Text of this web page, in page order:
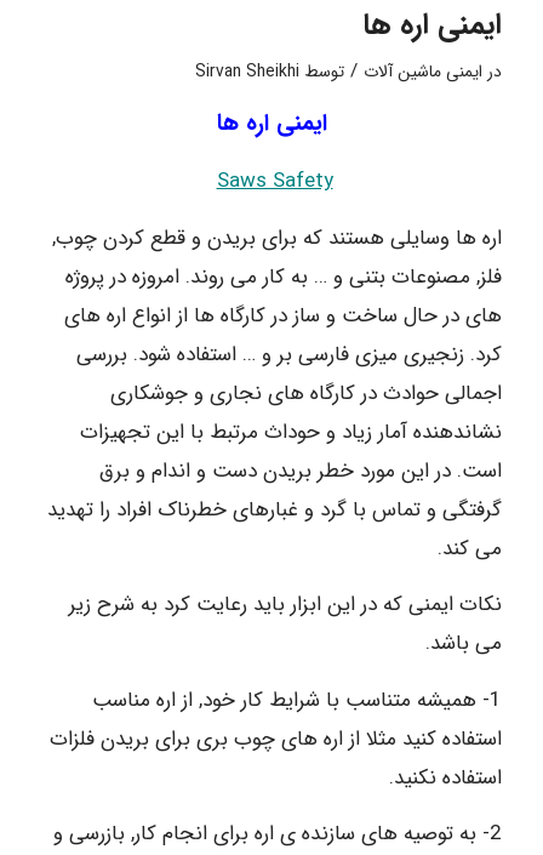
ایمنی اره ها
در ایمنی ماشین آلات / توسط Sirvan Sheikhi
ایمنی اره ها
Saws Safety
اره ها وسایلی هستند که برای بریدن و قطع کردن چوب,
فلز, مصنوعات بتنی و … به کار می روند. امروزه در پروژه
های در حال ساخت و ساز در کارگاه ها از انواع اره های
کرد. زنجیری میزی فارسی بر و … استفاده شود. بررسی
اجمالی حوادث در کارگاه های نجاری و جوشکاری
نشاندهنده آمار زیاد و حوداث مرتبط با این تجهیزات
است. در این مورد خطر بریدن دست و اندام و برق
گرفتگی و تماس با گرد و غبارهای خطرناک افراد را تهدید
می کند.
نکات ایمنی که در این ابزار باید رعایت کرد به شرح زیر
می باشد.
1- همیشه متناسب با شرایط کار خود, از اره مناسب
استفاده کنید مثلا از اره های چوب بری برای بریدن فلزات
استفاده نکنید.
2- به توصیه های سازنده ی اره برای انجام کار, بازرسی و